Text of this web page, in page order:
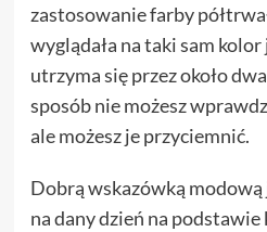
zastosowanie farby
wyglądała na taki sam
utrzyma się przez około
sposób nie możesz
ale możesz je przyciemnić.
Dobrą wskazówką
na dany dzień na podstawie